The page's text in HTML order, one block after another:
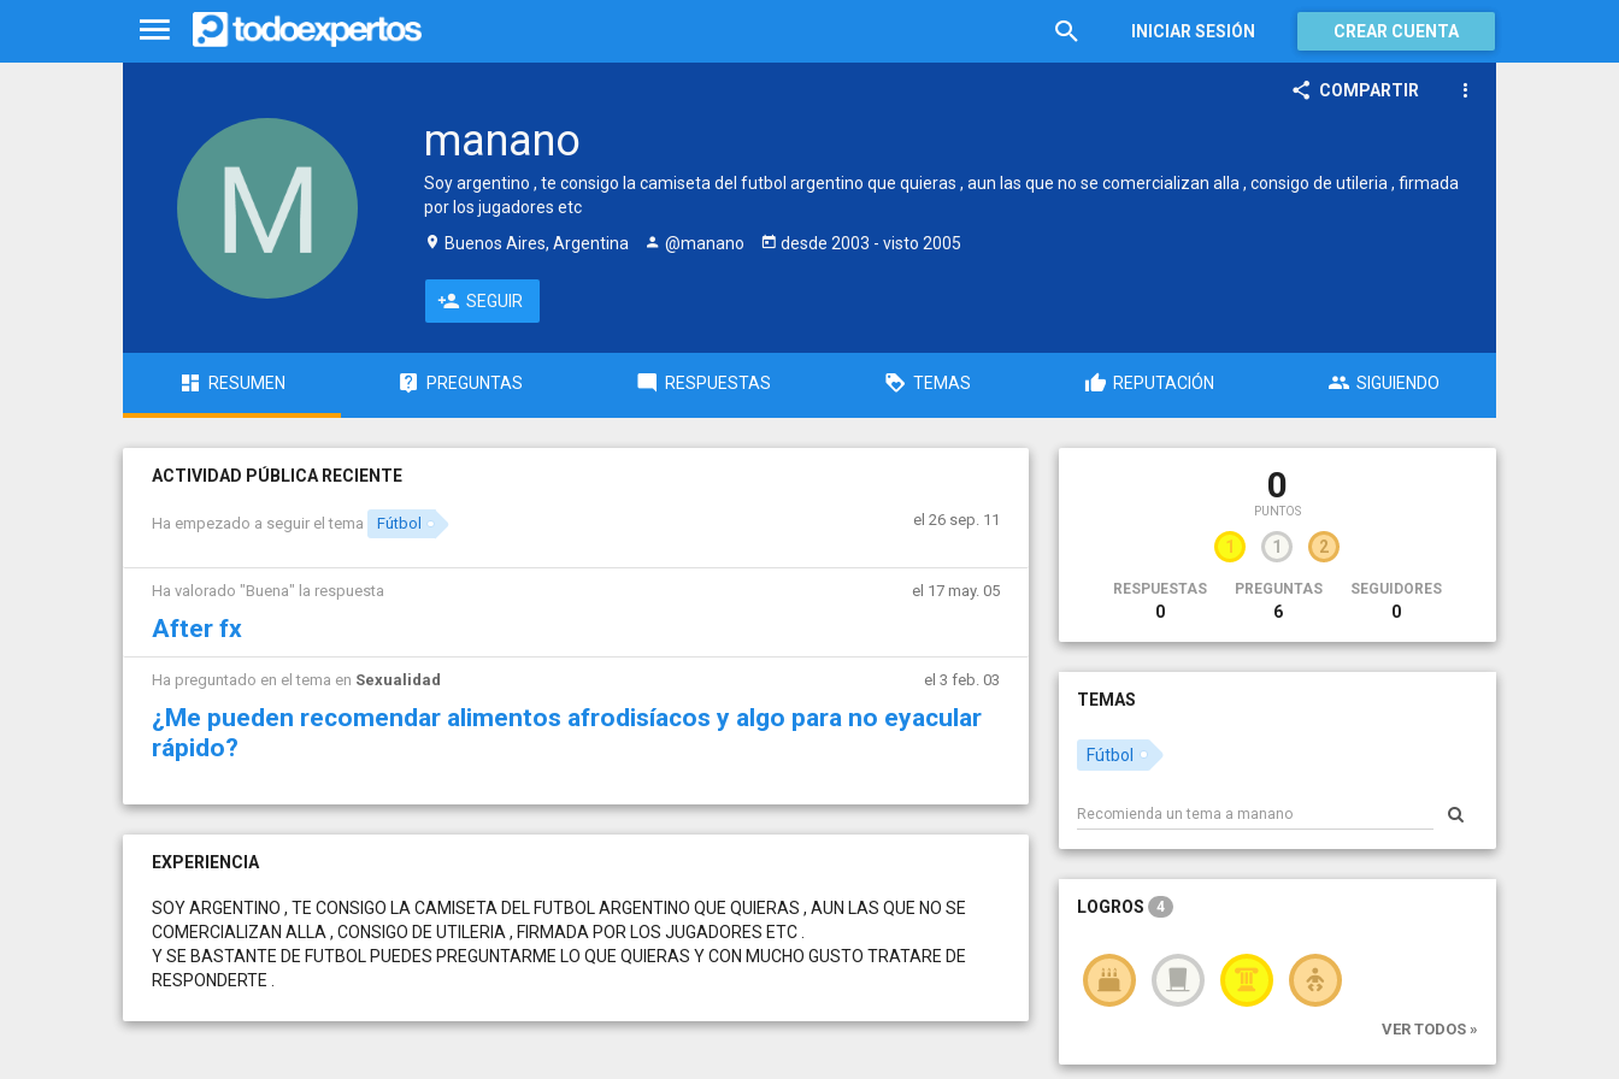
INICIAR SESIÓN CREAR CUENTA
COMPARTIR
manano
Soy argentino , te consigo la camiseta del futbol argentino que quieras , aun las que no se comercializan alla , consigo de utileria , firmada
por los jugadores etc
Buenos Aires, Argentina
@manano desde 2003 - visto 2005
SEGUIR
RESUMEN PREGUNTAS RESPUESTAS TEMAS REPUTACIÓN SIGUIENDO
ACTIVIDAD PÚBLICA RECIENTE
Ha empezado a seguir el tema Fútbol el 26 sep. 11
Ha valorado "Buena" la respuesta el 17 may. 05
After fx
Ha preguntado en el tema en Sexualidad el 3 feb. 03
¿Me pueden recomendar alimentos afrodisíacos y algo para no eyacular
rápido?
EXPERIENCIA
SOY ARGENTINO , TE CONSIGO LA CAMISETA DEL FUTBOL ARGENTINO QUE QUIERAS , AUN LAS QUE NO SE
COMERCIALIZAN ALLA , CONSIGO DE UTILERIA , FIRMADA POR LOS JUGADORES ETC .
Y SE BASTANTE DE FUTBOL PUEDES PREGUNTARME LO QUE QUIERAS Y CON MUCHO GUSTO TRATARE DE
RESPONDERTE .
0
PUNTOS
1 1 2
RESPUESTAS
0
PREGUNTAS
6
SEGUIDORES
0
TEMAS
Fútbol
LOGROS 4
VER TODOS »